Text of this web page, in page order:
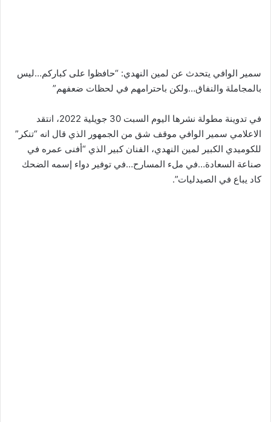
سمير الوافي يتحدث عن لمين النهدي: “حافظوا على كباركم…ليس
بالمجاملة والنفاق…ولكن باحترامهم في لحظات ضعفهم”
في تدوينة مطولة نشرها اليوم السبت 30 جويلية 2022، انتقد
الاعلامي سمير الوافي موقف شق من الجمهور الذي قال انه “تنكر”
للكوميدي الكبير لمين النهدي، الفنان كبير الذي “أفنى عمره في
صناعة السعادة…في ملء المسارح…في توفير دواء إسمه الضحك
كاد يباع في الصيدليات”.